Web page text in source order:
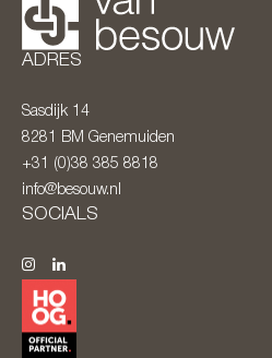
ADRES
Sasdijk 14
8281 BM Genemuiden
+31 (0)38 385 8818
info@besouw.nl
SOCIALS